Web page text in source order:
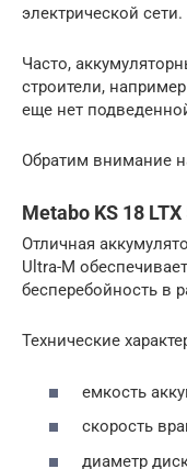
электрической сети.
Часто,
строители,
еще нет
Обратим внимание
Metabo KS 18
Отличная
Ultra-M
бесперебойность в
Технические
емкость
скорость
диаметр